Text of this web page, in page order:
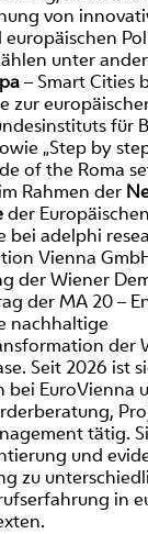
von
unter
– Smart Cities
zur
für
„Step by
of the Roma
Rahmen der
der
bei adelphi
Vienna
der Wiener
der MA 20 –
nachhaltige
der
Seit 2026 ist
bei EuroVienna
tätig.
und
zu
in